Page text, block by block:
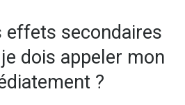
effets secondaires
dois appeler mon
?